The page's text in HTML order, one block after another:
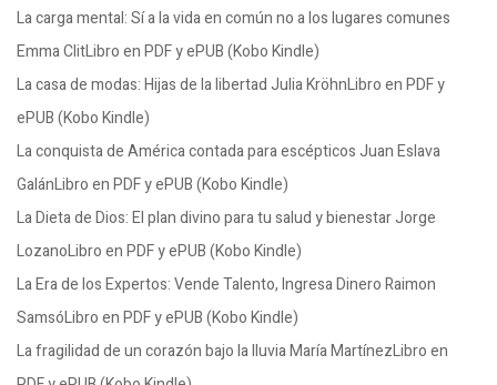
La carga mental: Sí a la vida en común no a los lugares comunes
Emma ClitLibro en PDF y ePUB (Kobo Kindle)
La casa de modas: Hijas de la libertad Julia KröhnLibro en PDF y
ePUB (Kobo Kindle)
La conquista de América contada para escépticos Juan Eslava
GalánLibro en PDF y ePUB (Kobo Kindle)
La Dieta de Dios: El plan divino para tu salud y bienestar Jorge
LozanoLibro en PDF y ePUB (Kobo Kindle)
La Era de los Expertos: Vende Talento, Ingresa Dinero Raimon
SamsóLibro en PDF y ePUB (Kobo Kindle)
La fragilidad de un corazón bajo la lluvia María MartínezLibro en